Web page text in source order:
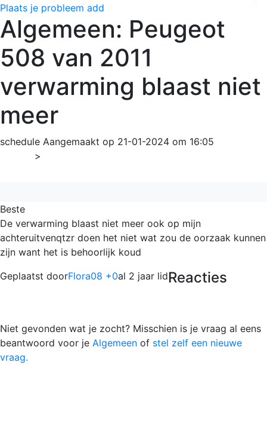
Plaats je probleem add
Algemeen: Peugeot
508 van 2011
verwarming blaast niet
meer
schedule Aangemaakt op 21-01-2024 om 16:05
>
Beste
De verwarming blaast niet meer ook op mijn
achteruitvenqtzr doen het niet wat zou de oorzaak kunnen
zijn want het is behoorlijk koud
Geplaatst doorFlora08 +0al 2 jaar lidReacties
Niet gevonden wat je zocht? Misschien is je vraag al eens
beantwoord voor je Algemeen of stel zelf een nieuwe
vraag.